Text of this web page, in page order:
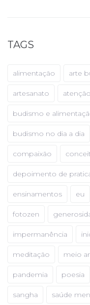
TAGS
alimentação arte
artesanato
budismo e
budismo no dia a dia
compaixão
depoimento de
ensinamentos eu
fotozen
impermanência
meditação meio
pandemia poesia
sangha saúde